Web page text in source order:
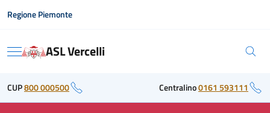
Regione Piemonte
Menu ASL Vercelli
CUP800 000500 Centralino0161 593111